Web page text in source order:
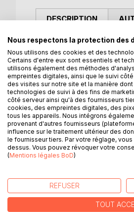
DESCRIPTION
Réussissez votre bac
Validée par un
lycéens.
Grâce à notre travail
résumé du livre,
est rattaché l'auteur.
D’AUTRES
Nous respectons la protection des
Nous utilisons des cookies et des
Certains d'entre eux sont essentiels et
utilisons également des méthodes
empreintes digitales, ainsi que le suivi
des visites sur notre site et la manière
technologies de suivi à des fins de
côté serveur ainsi qu'à des fournisseurs
cookies, des empreintes digitales, des
tous les appareils. Nous intégrons
provenant d'autres fournisseurs
influence sur le traitement ultérieur des
le fournisseur tiers. Par votre réglage,
dessus. Vous pouvez révoquer votre
(Mentions légales BoD)
REFUSER
TOUT